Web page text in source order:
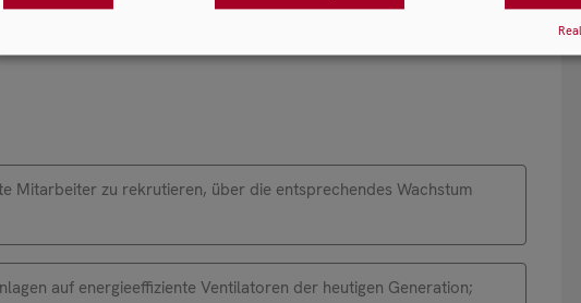
Mitarbeiter zu rekrutieren, über die entsprechendes Wachstum
auf energieeffiziente Ventilatoren der heutigen Generation;